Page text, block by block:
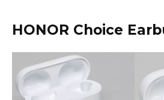
HONOR Choice